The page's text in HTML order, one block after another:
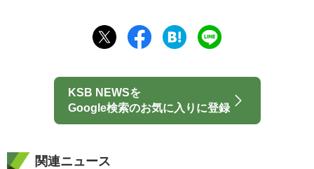
KSB NEWSを
Google検索のお気に入りに登録
関連ニュース